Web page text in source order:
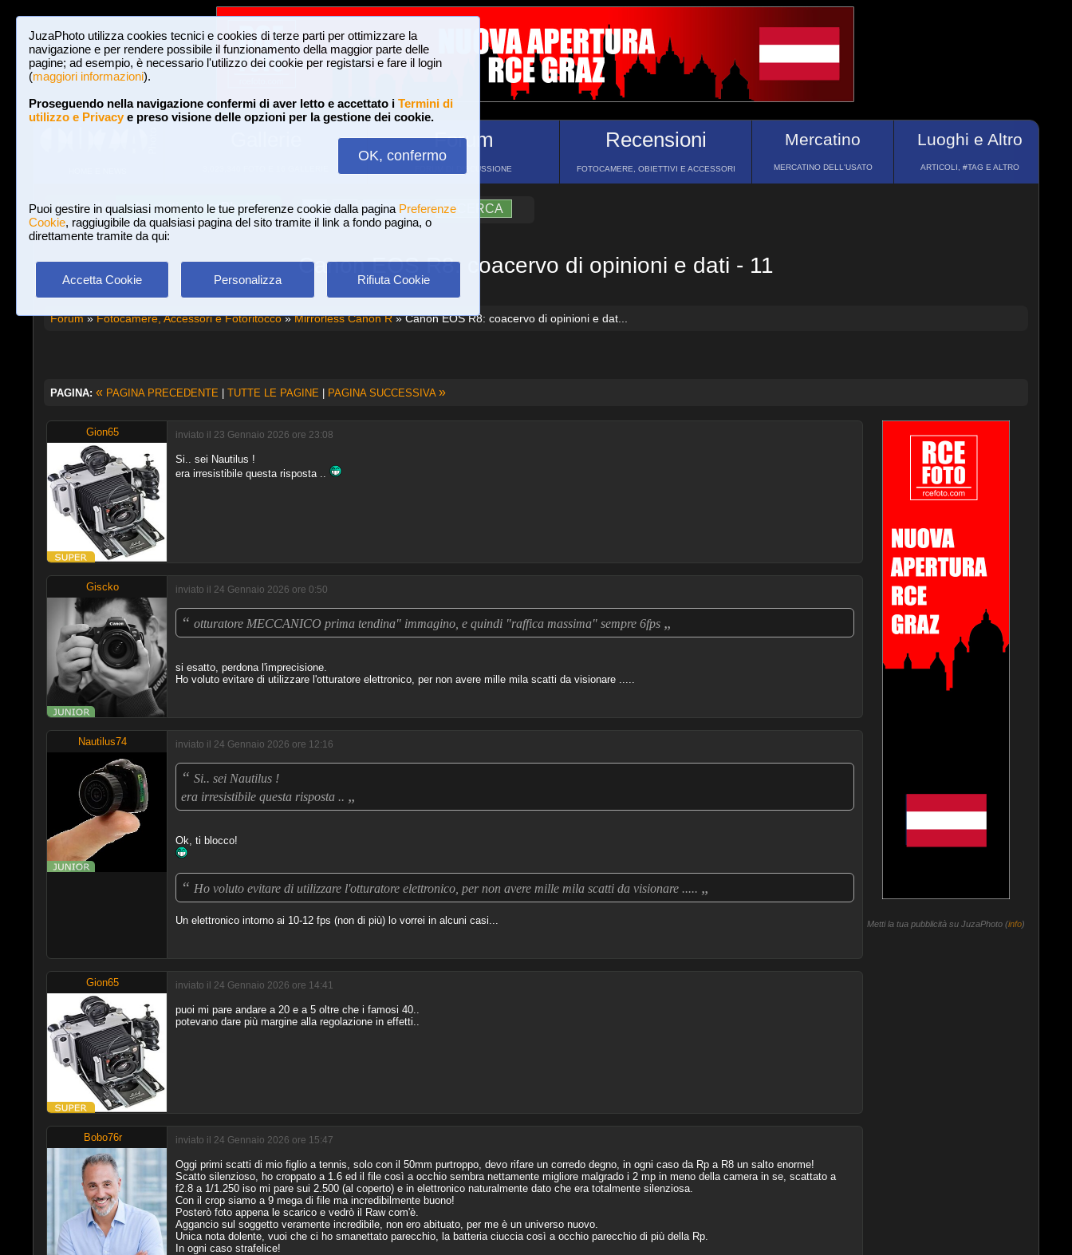
JuzaPhoto utilizza cookies tecnici e cookies di terze parti per ottimizzare la
navigazione e per rendere possibile il funzionamento della maggior parte delle
pagine; ad esempio, è necessario l'utilizzo dei cookie per registarsi e fare il login
(maggiori informazioni).
Proseguendo nella navigazione confermi di aver letto e accettato i Termini di
utilizzo e Privacye preso visione delle opzioni per la gestione dei cookie.
OK, confermo
Puoi gestire in qualsiasi momento le tue preferenze cookie dalla pagina Preferenze
Cookie, raggiugibile da qualsiasi pagina del sito tramite il link a fondo pagina, o
direttamente tramite da qui:
Accetta Cookie Personalizza Rifiuta Cookie
Forum
FORUM DI DISCUSSIONE
Recensioni
FOTOCAMERE, OBIETTIVI E ACCESSORI
Mercatino
MERCATINO DELL'USATO
Luoghi e Altro
ARTICOLI, #TAG E ALTRO
Login Iscriviti a JuzaPhoto! A A ?AIUTO RICERCA
Canon EOS R8: coacervo di opinioni e dati - 11
Forum»Fotocamere, Accessori e Fotoritocco»Mirrorless Canon R» Canon EOS R8: coacervo di opinioni e dat...
PAGINA: « PAGINA PRECEDENTE | TUTTE LE PAGINE | PAGINA SUCCESSIVA »
Gion65 inviato il 23 Gennaio 2026 ore 23:08
Si.. sei Nautilus !
era irresistibile questa risposta ..
Giscko inviato il 24 Gennaio 2026 ore 0:50
“ otturatore MECCANICO prima tendina" immagino, e quindi "raffica massima" sempre 6fps „
si esatto, perdona l'imprecisione.
Ho voluto evitare di utilizzare l'otturatore elettronico, per non avere mille mila scatti da visionare .....
Nautilus74 inviato il 24 Gennaio 2026 ore 12:16
“ Si.. sei Nautilus !
era irresistibile questa risposta .. „
Ok, ti blocco!
“ Ho voluto evitare di utilizzare l'otturatore elettronico, per non avere mille mila scatti da visionare ..... „
Un elettronico intorno ai 10-12 fps (non di più) lo vorrei in alcuni casi...
Gion65 inviato il 24 Gennaio 2026 ore 14:41
puoi mi pare andare a 20 e a 5 oltre che i famosi 40..
potevano dare più margine alla regolazione in effetti..
Bobo76r inviato il 24 Gennaio 2026 ore 15:47
Oggi primi scatti di mio figlio a tennis, solo con il 50mm purtroppo, devo rifare un corredo degno, in ogni caso da Rp a R8 un salto enorme!
Scatto silenzioso, ho croppato a 1.6 ed il file così a occhio sembra nettamente migliore malgrado i 2 mp in meno della camera in se, scattato a
f2.8 a 1/1.250 iso mi pare sui 2.500 (al coperto) e in elettronico naturalmente dato che era totalmente silenziosa.
Con il crop siamo a 9 mega di file ma incredibilmente buono!
Posterò foto appena le scarico e vedrò il Raw com'è.
Aggancio sul soggetto veramente incredibile, non ero abituato, per me è un universo nuovo.
Unica nota dolente, vuoi che ci ho smanettato parecchio, la batteria ciuccia così a occhio parecchio di più della Rp.
In ogni caso strafelice!
Metti la tua pubblicità su JuzaPhoto (info)